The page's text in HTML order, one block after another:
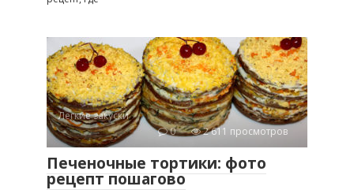
Легкие закуски
0
2 611 просмотров
Печеночные тортики: фото
рецепт пошагово